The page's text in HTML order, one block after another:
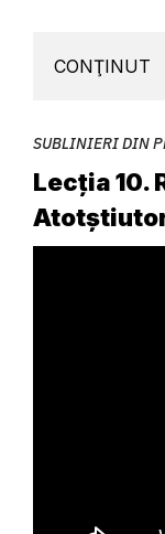
CONŢINUT
SUBLINIERI DIN
Lecția 10.